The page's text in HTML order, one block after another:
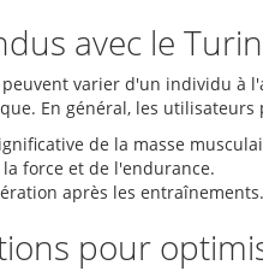
avec le
varier d'un individu à
En général, les utilisateurs
de la masse
force et de l'endurance.
après les entraînements.
pour